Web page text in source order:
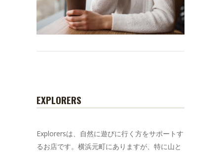
EXPLORERS
Explorersは、自然に遊びに行く方をサポートす
るお店です。横浜元町にありますが、特に山と